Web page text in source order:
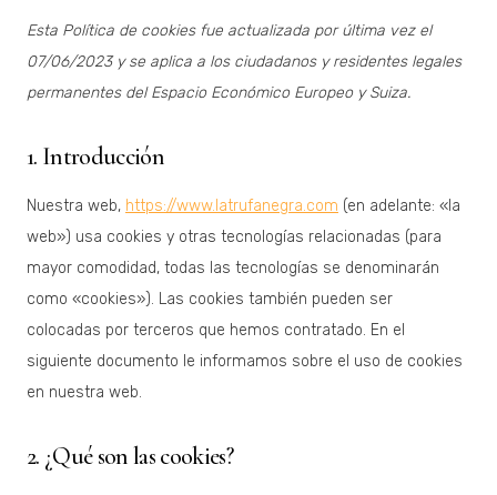
Esta Política de cookies fue actualizada por última vez el
07/06/2023 y se aplica a los ciudadanos y residentes legales
permanentes del Espacio Económico Europeo y Suiza.
1. Introducción
Nuestra web, https://www.latrufanegra.com (en adelante: «la
web») usa cookies y otras tecnologías relacionadas (para
mayor comodidad, todas las tecnologías se denominarán
como «cookies»). Las cookies también pueden ser
colocadas por terceros que hemos contratado. En el
siguiente documento le informamos sobre el uso de cookies
en nuestra web.
2. ¿Qué son las cookies?